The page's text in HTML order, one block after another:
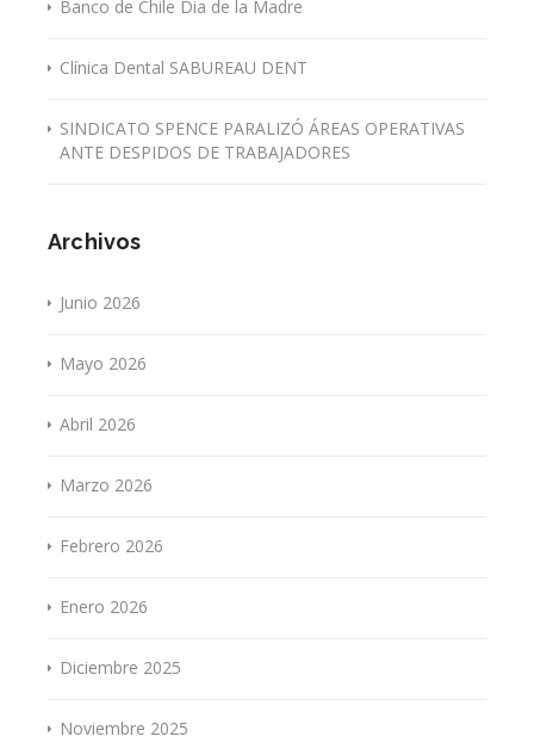
Banco de Chile Dia de la Madre
Clínica Dental SABUREAU DENT
SINDICATO SPENCE PARALIZÓ ÁREAS OPERATIVAS
ANTE DESPIDOS DE TRABAJADORES
Archivos
Junio 2026
Mayo 2026
Abril 2026
Marzo 2026
Febrero 2026
Enero 2026
Diciembre 2025
Noviembre 2025